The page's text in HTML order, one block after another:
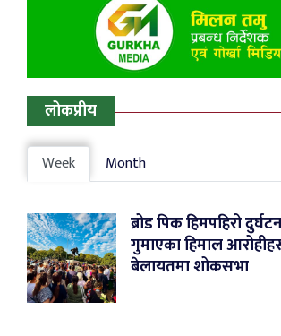
लोकप्रीय
Week Month
ब्रोड पिक हिमपहिरो
गुमाएका हिमाल
बेलायतमा शोकसभा